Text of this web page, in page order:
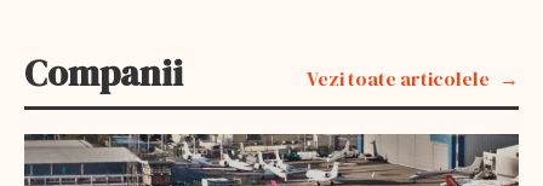
Companii Vezi toate articolele